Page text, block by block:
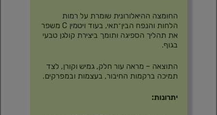
החומצה ההיאלורונית שומרת על רמות
הלחות והנפח הבין־תאי, בעוד ויטמין C משפר
את תהליך הספיגה ותומך ביצירת קולגן טבעי
בגוף.
התוצאה – מראה עור חלק, גמיש וקורן, לצד
תמיכה ברקמות החיבור, בעצמות ובמפרקים.
יתרונות: